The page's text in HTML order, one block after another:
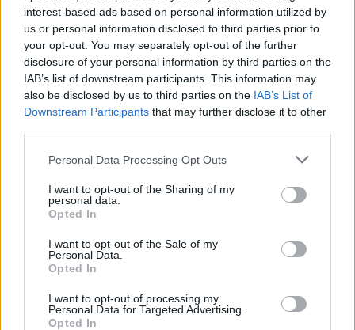
interest-based ads based on personal information utilized by
us or personal information disclosed to third parties prior to
your opt-out. You may separately opt-out of the further
disclosure of your personal information by third parties on the
IAB’s list of downstream participants. This information may
also be disclosed by us to third parties on the IAB’s List of
Downstream Participants that may further disclose it to other
Please note that this website/app uses one or more Google
not limited to your visit or usage behaviour. You may click to
grant or deny consent to Google and its third-party tags to
use your data for below specified purposes in below Google
consent section.
Personal Data Processing Opt Outs
I want to opt-out of the Sharing of my
personal data.
Opted In
I want to opt-out of the Sale of my
Personal Data.
Opted In
I want to opt-out of processing my
Personal Data for Targeted Advertising.
Opted In
A hadifogságának egy-egy állomása: Kijev és Szamara
Fogságuk városai az 1917. évi forradalom után
felváltva kerültek a forradalmi (vörös), majd a cárhű
fehérgárdák hatalmába. Ezek a harcok
súlyosbították, kiszolgáltatottá tették a hadifoglyok
helyzetét.
Asztrahán környéke mocsaras, a malária (váltóláz)
fészke. Nyári időben a foglyok a Volgában fürödtek.
A szúnyogok hadát elkerülni lehetetlen volt. Danis
Jenő amúgy is legyengült szervezetét ez a betegség
súlyos próbára tette.